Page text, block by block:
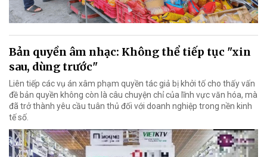
Bản quyền âm nhạc: Không thể tiếp tục "xin
sau, dùng trước"
Liên tiếp các vụ án xâm phạm quyền tác giả bị khởi tố cho thấy vấn
đề bản quyền không còn là câu chuyện chỉ của lĩnh vực văn hóa, mà
đã trở thành yêu cầu tuân thủ đối với doanh nghiệp trong nền kinh
tế số.